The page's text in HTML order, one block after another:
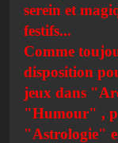
serein et
festifs...
Comme
disposition
jeux dans
"Humour" ,
"Astrologie"